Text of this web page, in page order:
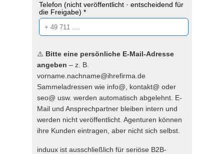
Telefon (nicht veröffentlicht · entscheidend für
die Freigabe) *
⚠️ Bitte eine persönliche E-Mail-Adresse
angeben – z. B.
vorname.nachname@ihrefirma.de
Sammeladressen wie info@, kontakt@ oder
seo@ usw. werden automatisch abgelehnt. E-
Mail und Ansprechpartner bleiben intern und
werden nicht veröffentlicht. Agenturen können
ihre Kunden eintragen, aber nicht sich selbst.
induux ist ausschließlich für seriöse B2B-